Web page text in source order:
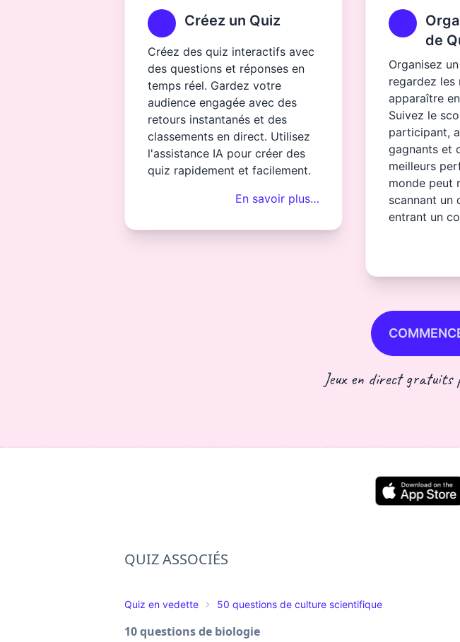
Créez un Quiz
Créez des quiz interactifs avec
des questions et réponses en
temps réel. Gardez votre
audience engagée avec des
retours instantanés et des
classements en direct. Utilisez
l'assistance IA pour créer des
quiz rapidement et facilement.
En savoir plus…
de
Organisez
regardez les
apparaître
Suivez le
participant,
gagnants et
meilleurs
monde peut
scannant un
entrant un
Jeux en direct
QUIZ ASSOCIÉS
Quiz en vedette 50 questions de culture scientifique
10 questions de biologie